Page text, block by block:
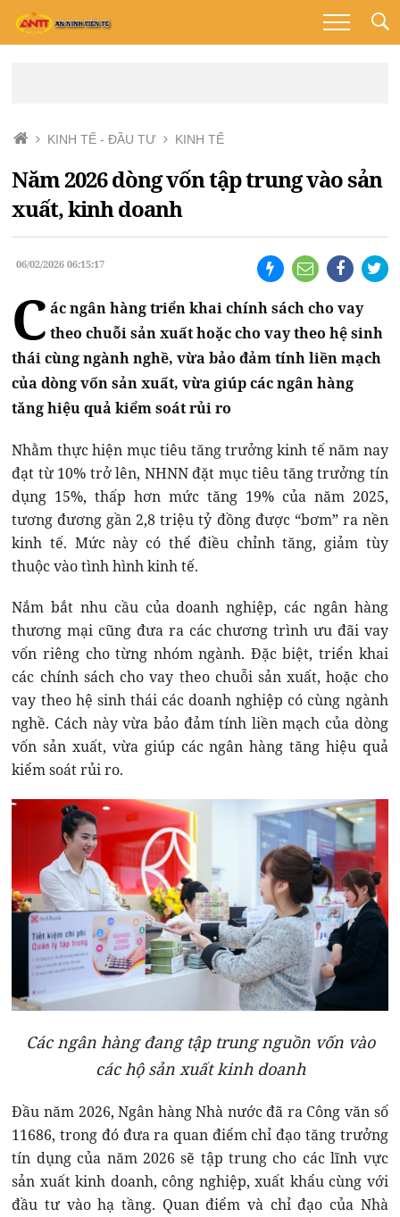
KINH TẾ - ĐẦU TƯ KINH TẾ
Năm 2026 dòng vốn tập trung vào sản
xuất, kinh doanh
06/02/2026 06:15:17
C ác ngân hàng triển khai chính sách cho vay
theo chuỗi sản xuất hoặc cho vay theo hệ sinh
thái cùng ngành nghề, vừa bảo đảm tính liền mạch
của dòng vốn sản xuất, vừa giúp các ngân hàng
tăng hiệu quả kiểm soát rủi ro
Nhằm thực hiện mục tiêu tăng trưởng kinh tế năm nay
đạt từ 10% trở lên, NHNN đặt mục tiêu tăng trưởng tín
dụng 15%, thấp hơn mức tăng 19% của năm 2025,
tương đương gần 2,8 triệu tỷ đồng được “bơm” ra nền
kinh tế. Mức này có thể điều chỉnh tăng, giảm tùy
thuộc vào tình hình kinh tế.
Nắm bắt nhu cầu của doanh nghiệp, các ngân hàng
thương mại cũng đưa ra các chương trình ưu đãi vay
vốn riêng cho từng nhóm ngành. Đặc biệt, triển khai
các chính sách cho vay theo chuỗi sản xuất, hoặc cho
vay theo hệ sinh thái các doanh nghiệp có cùng ngành
nghề. Cách này vừa bảo đảm tính liền mạch của dòng
vốn sản xuất, vừa giúp các ngân hàng tăng hiệu quả
kiểm soát rủi ro.
Các ngân hàng đang tập trung nguồn vốn vào
các hộ sản xuất kinh doanh
Đầu năm 2026, Ngân hàng Nhà nước đã ra Công văn số
11686, trong đó đưa ra quan điểm chỉ đạo tăng trưởng
tín dụng của năm 2026 sẽ tập trung cho các lĩnh vực
sản xuất kinh doanh, công nghiệp, xuất khẩu cùng với
đầu tư vào hạ tầng. Quan điểm và chỉ đạo của Nhà